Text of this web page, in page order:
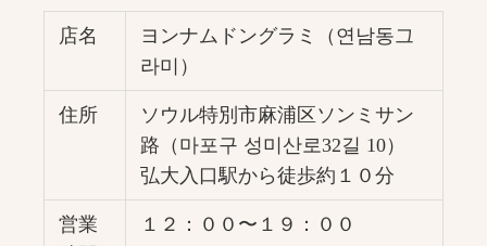
店名
ヨンナムドングラミ（연남동그
라미）
住所
ソウル特別市麻浦区ソンミサン
路（마포구 성미산로32길 10）
弘大入口駅から徒歩約１０分
営業
１２：００〜１９：００